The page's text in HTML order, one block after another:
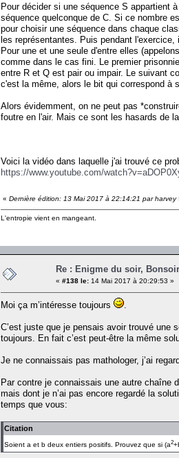
Pour décider si une séquence S appartient
séquence quelconque de C. Si ce nombre
pour choisir une séquence dans chaque
les représentantes. Puis pendant
Pour une et une seule d'entre elles
comme dans le cas fini. Le premier
entre R et Q est pair ou impair. Le suivant
c'est la même, alors le bit qui correspond à
Alors évidemment, on ne peut pas
foutre en l'air. Mais ce sont les hasards de
Voici la vidéo dans laquelle j'ai trouvé ce
https://www.youtube.com/
« Dernière édition: 13 Mai 2017 à 22:14:21 par harvey
L'entropie vient en mangeant.
Re : Enigme du soir,
« #138 le: 14 Mai 2017 à 20:29:53 »
Moi ça m’intéresse toujours
C’est juste que je pensais avoir trouvé une
toujours. En fait c’est peut-être la même
Je ne connaissais pas mathologer, j’ai
Par contre je connaissais une autre chaîne
mais dont je n’ai pas encore regardé la
temps que vous:
Citation
Soient a et b deux entiers positifs. Prouvez que si (a2